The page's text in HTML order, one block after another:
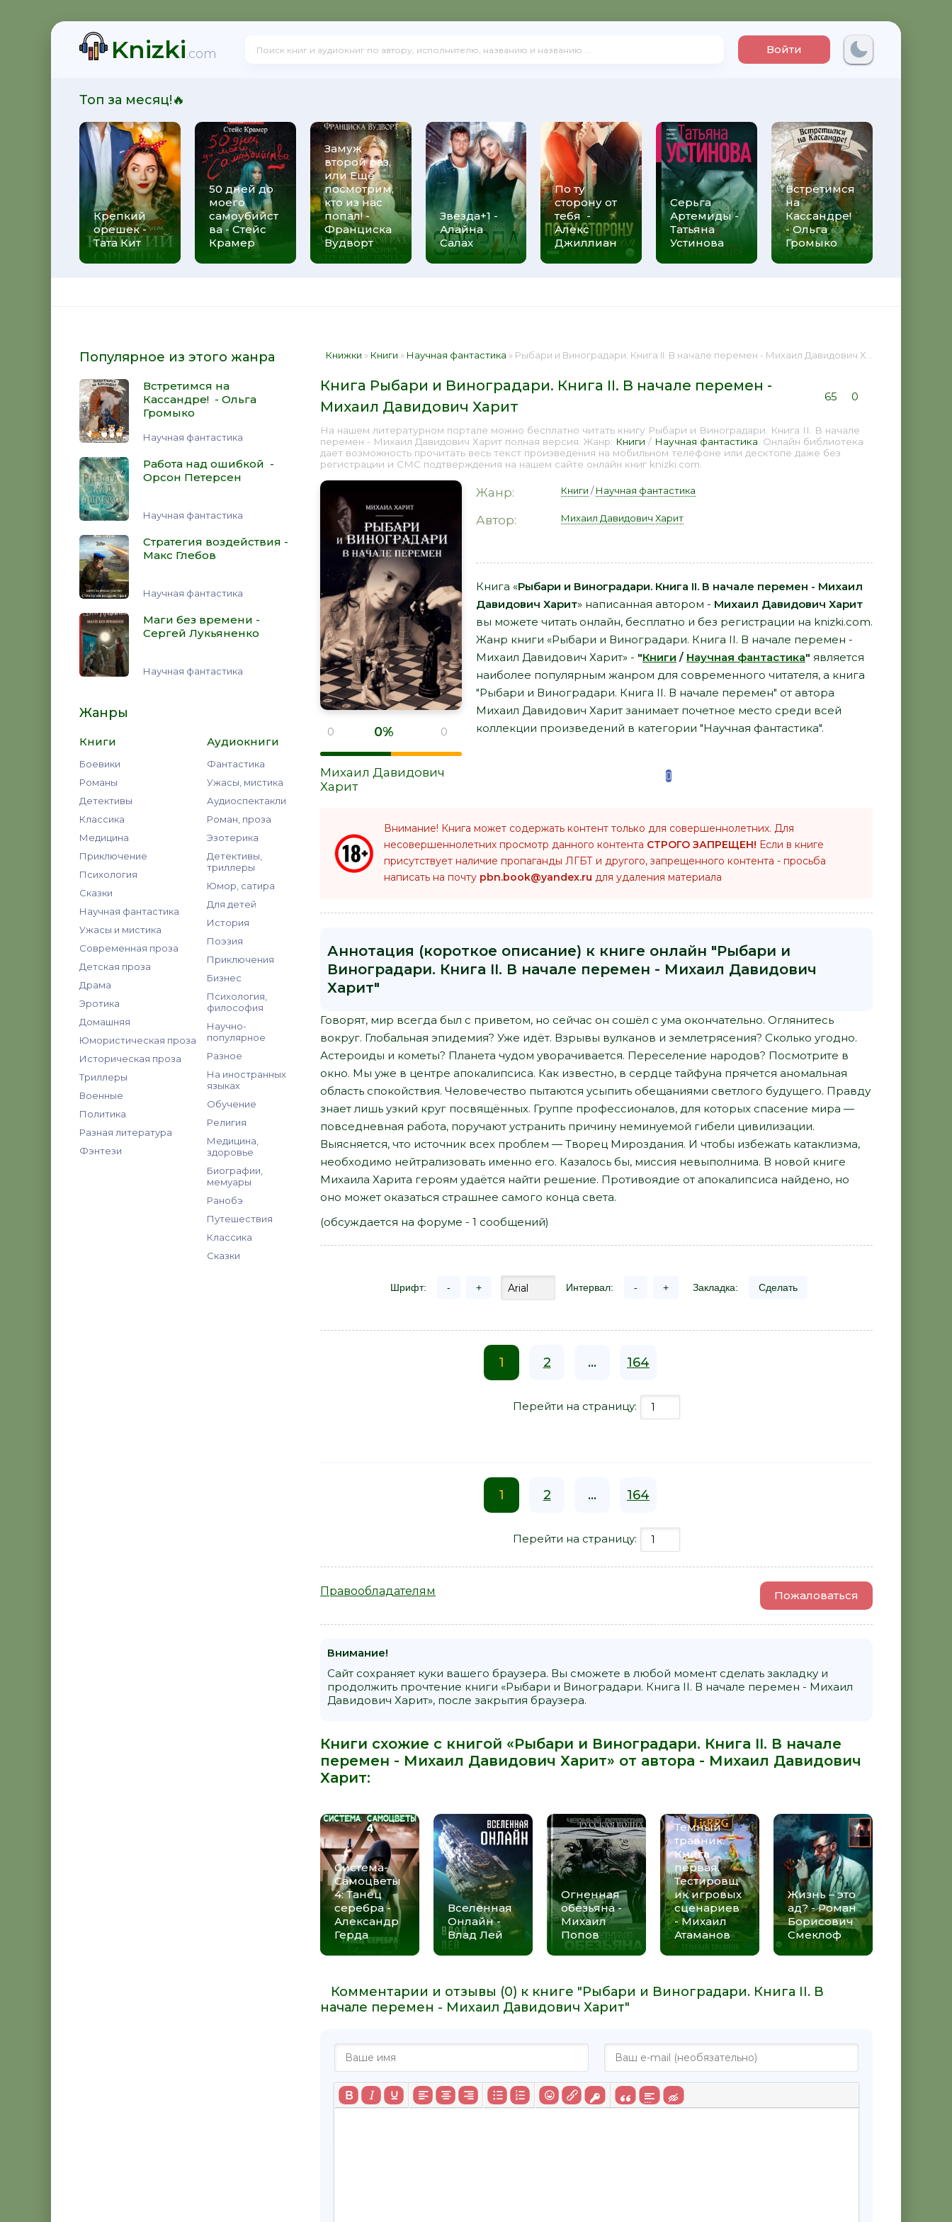
Knizki.com Войти
Топ за месяц!🔥
Крепкий
орешек -
Тата Кит
50 дней до
моего
самоубийст
ва - Стейс
Крамер
Замуж
второй раз,
или Ещё
посмотрим,
кто из нас
попал! -
Франциска
Вудворт
Звезда+1 -
Алайна
Салах
По ту
сторону от
тебя -
Алекс
Джиллиан
Серьга
Артемиды -
Татьяна
Устинова
Встретимся
на
Кассандре!
- Ольга
Громыко
Популярное из этого жанра
Встретимся на
Кассандре! - Ольга
Громыко
Научная фантастика
Работа над ошибкой -
Орсон Петерсен
Научная фантастика
Стратегия воздействия -
Макс Глебов
Научная фантастика
Маги без времени -
Сергей Лукьяненко
Научная фантастика
Жанры
Книги
Боевики
Романы
Детективы
Классика
Медицина
Приключение
Психология
Сказки
Научная фантастика
Ужасы и мистика
Современная проза
Детская проза
Драма
Эротика
Домашняя
Юмористическая проза
Историческая проза
Триллеры
Военные
Политика
Разная литература
Фэнтези
Аудиокниги
Фантастика
Ужасы, мистика
Аудиоспектакли
Роман, проза
Эзотерика
Детективы,
триллеры
Юмор, сатира
Для детей
История
Поэзия
Приключения
Бизнес
Психология,
философия
Научно-
популярное
Разное
На иностранных
языках
Обучение
Религия
Медицина,
здоровье
Биографии,
мемуары
Ранобэ
Путешествия
Классика
Сказки
Книжки » Книги » Научная фантастика » Рыбари и Виноградари. Книга II. В начале перемен - Михаил Давидович Харит 📕 - Книга онлайн бесплатно
Книга Рыбари и Виноградари. Книга II. В начале перемен -
Михаил Давидович Харит
65 0
На нашем литературном портале можно бесплатно читать книгу Рыбари и Виноградари. Книга II. В начале
перемен - Михаил Давидович Харит полная версия. Жанр: Книги / Научная фантастика . Онлайн библиотека
дает возможность прочитать весь текст произведения на мобильном телефоне или десктопе даже без
регистрации и СМС подтверждения на нашем сайте онлайн книг knizki.com.
0 0% 0
Михаил Давидович
Харит
Жанр: Книги /Научная фантастика
Автор: Михаил Давидович Харит
Книга «Рыбари и Виноградари. Книга II. В начале перемен - Михаил
Давидович Харит» написанная автором - Михаил Давидович Харит
вы можете читать онлайн, бесплатно и без регистрации на knizki.com.
Жанр книги «Рыбари и Виноградари. Книга II. В начале перемен -
Михаил Давидович Харит» - "Книги / Научная фантастика" является
наиболее популярным жанром для современного читателя, а книга
"Рыбари и Виноградари. Книга II. В начале перемен" от автора
Михаил Давидович Харит занимает почетное место среди всей
коллекции произведений в категории "Научная фантастика".
Внимание! Книга может содержать контент только для совершеннолетних. Для
несовершеннолетних просмотр данного контента СТРОГО ЗАПРЕЩЕН! Если в книге
присутствует наличие пропаганды ЛГБТ и другого, запрещенного контента - просьба
написать на почту pbn.book@yandex.ru для удаления материала
Аннотация (короткое описание) к книге онлайн "Рыбари и
Виноградари. Книга II. В начале перемен - Михаил Давидович
Харит"
Говорят, мир всегда был с приветом, но сейчас он сошёл с ума окончательно. Оглянитесь
вокруг. Глобальная эпидемия? Уже идёт. Взрывы вулканов и землетрясения? Сколько угодно.
Астероиды и кометы? Планета чудом уворачивается. Переселение народов? Посмотрите в
окно. Мы уже в центре апокалипсиса. Как известно, в сердце тайфуна прячется аномальная
область спокойствия. Человечество пытаются усыпить обещаниями светлого будущего. Правду
знает лишь узкий круг посвящённых. Группе профессионалов, для которых спасение мира —
повседневная работа, поручают устранить причину неминуемой гибели цивилизации.
Выясняется, что источник всех проблем — Творец Мироздания. И чтобы избежать катаклизма,
необходимо нейтрализовать именно его. Казалось бы, миссия невыполнима. В новой книге
Михаила Харита героям удаётся найти решение. Противоядие от апокалипсиса найдено, но
оно может оказаться страшнее самого конца света.
(обсуждается на форуме - 1 сообщений)
Шрифт: - + Интервал: - + Закладка: Сделать
1 2 ... 164
Перейти на страницу:
1 2 ... 164
Перейти на страницу:
Правообладателям Пожаловаться
Внимание!
Сайт сохраняет куки вашего браузера. Вы сможете в любой момент сделать закладку и
продолжить прочтение книги «Рыбари и Виноградари. Книга II. В начале перемен - Михаил
Давидович Харит», после закрытия браузера.
Книги схожие с книгой «Рыбари и Виноградари. Книга II. В начале
перемен - Михаил Давидович Харит» от автора - Михаил Давидович
Харит:
Система-
Самоцветы
4: Танец
серебра -
Александр
Герда
Вселенная
Онлайн -
Влад Лей
Огненная
обезьяна -
Михаил
Попов
Темный
травник.
Книга
первая.
Тестировщ
ик игровых
сценариев
- Михаил
Атаманов
Жизнь – это
ад? - Роман
Борисович
Смеклоф
Комментарии и отзывы (0) к книге "Рыбари и Виноградари. Книга II. В
начале перемен - Михаил Давидович Харит"
- Ольга Громыко
Петерсен